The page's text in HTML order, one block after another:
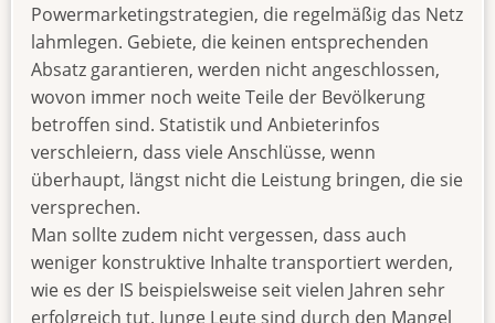
Powermarketingstrategien, die regelmäßig das Netz
lahmlegen. Gebiete, die keinen entsprechenden
Absatz garantieren, werden nicht angeschlossen,
wovon immer noch weite Teile der Bevölkerung
betroffen sind. Statistik und Anbieterinfos
verschleiern, dass viele Anschlüsse, wenn
überhaupt, längst nicht die Leistung bringen, die sie
versprechen.
Man sollte zudem nicht vergessen, dass auch
weniger konstruktive Inhalte transportiert werden,
wie es der IS beispielsweise seit vielen Jahren sehr
erfolgreich tut. Junge Leute sind durch den Mangel